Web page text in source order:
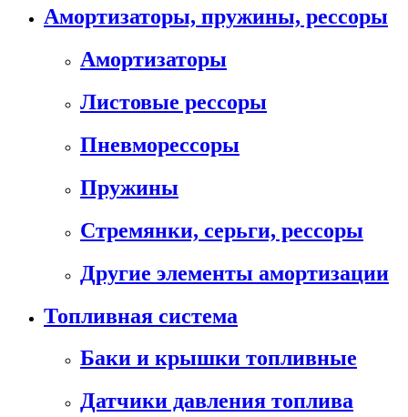
Амортизаторы, пружины, рессоры
Амортизаторы
Листовые рессоры
Пневморессоры
Пружины
Стремянки, серьги, рессоры
Другие элементы амортизации
Топливная система
Баки и крышки топливные
Датчики давления топлива